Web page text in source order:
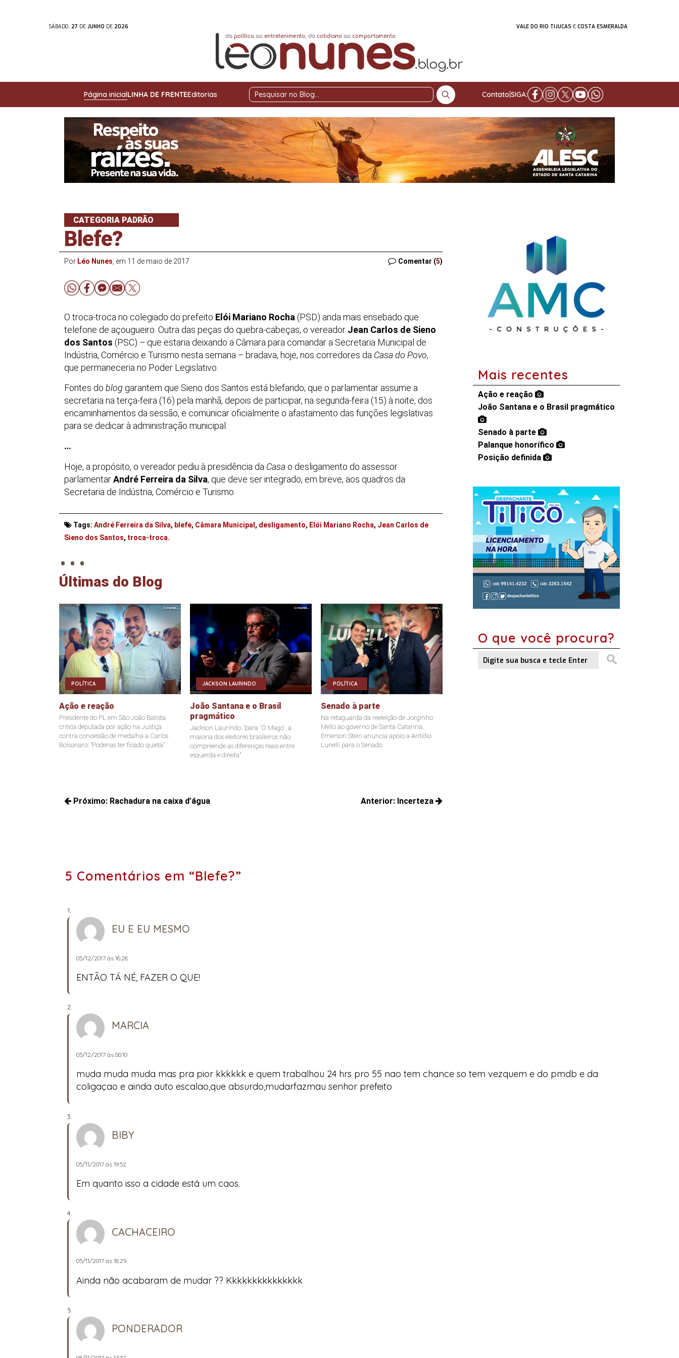
SÁBADO, 27 DE JUNHO DE 2026 VALE DO RIO TIJUCAS E COSTA ESMERALDA
Página inicialLINHA DE FRENTEEditorias
Pesquisar
Contato SIGA:
CATEGORIA PADRÃO
Blefe?
Por Léo Nunes , em 11 de maio de 2017 Comentar (5)
O troca-troca no colegiado do prefeito Elói Mariano Rocha (PSD) anda mais ensebado que
telefone de açougueiro. Outra das peças do quebra-cabeças, o vereador Jean Carlos de Sieno
dos Santos (PSC) – que estaria deixando a Câmara para comandar a Secretaria Municipal de
Indústria, Comércio e Turismo nesta semana – bradava, hoje, nos corredores da Casa do Povo,
que permaneceria no Poder Legislativo.
Fontes do blog garantem que Sieno dos Santos está blefando; que o parlamentar assume a
secretaria na terça-feira (16) pela manhã, depois de participar, na segunda-feira (15) à noite, dos
encaminhamentos da sessão, e comunicar oficialmente o afastamento das funções legislativas
para se dedicar à administração municipal.
…
Hoje, a propósito, o vereador pediu à presidência da Casa o desligamento do assessor
parlamentarAndré Ferreira da Silva, que deve ser integrado, em breve, aos quadros da
Secretaria de Indústria, Comércio e Turismo.
Tags: André Ferreira da Silva, blefe, Câmara Municipal , desligamento, Elói Mariano Rocha, Jean Carlos de
Sieno dos Santos, troca-troca.
. . .
Últimas do Blog
POLÍTICA
Ação e reação
Presidente do PL em São João Batista
critica deputada por ação na Justiça
contra concessão de medalha a Carlos
Bolsonaro: "Poderias ter ficado quieta"
JACKSON LAURINDO
João Santana e o Brasil
pragmático
Jackson Laurindo: "para 'O Mago', a
maioria dos eleitores brasileiros não
compreende as diferenças reais entre
esquerda e direita"
POLÍTICA
Senado à parte
Na retaguarda da reeleição de Jorginho
Mello ao governo de Santa Catarina,
Emerson Stein anuncia apoio a Antídio
Lunelli para o Senado
Navegação
Anterior: Incerteza
Próximo: Rachadura na caixa d’água
Mais recentes
Ação e reação
João Santana e o Brasil pragmático
Senado à parte
Palanque honorífico
Posição definida
O que você procura?
5 Comentários em “Blefe?”
EU E EU MESMO
05/12/2017 às 16:28
ENTÃO TÁ NÉ, FAZER O QUE!
MARCIA
05/12/2017 às 00:10
muda muda muda mas pra pior kkkkkk e quem trabalhou 24 hrs pro 55 nao tem chance so tem vezquem e do pmdb e da
coligaçao e ainda auto escalao,que absurdo,mudarfazmau senhor prefeito
BIBY
05/11/2017 às 19:52
Em quanto isso a cidade está um caos.
CACHACEIRO
05/11/2017 às 18:29
Ainda não acabaram de mudar ?? Kkkkkkkkkkkkkkk
PONDERADOR